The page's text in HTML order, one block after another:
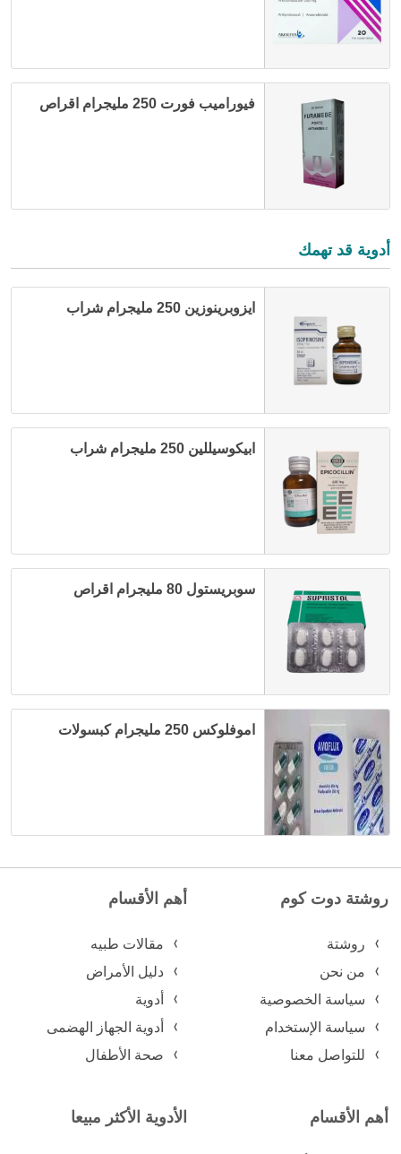
فيوراميب فورت 250 مليجرام اقراص
أدوية قد تهمك
ايزوبرينوزين 250 مليجرام شراب
ابيكوسيللين 250 مليجرام شراب
سوبريستول 80 مليجرام اقراص
اموفلوكس 250 مليجرام كبسولات
روشتة دوت كوم
روشتة
من نحن
سياسة الخصوصية
سياسة الإستخدام
للتواصل معنا
أهم الأقسام
مقالات طبيه
دليل الأمراض
أدوية
أدوية الجهاز الهضمى
صحة الأطفال
أهم الأقسام الأدوية الأكثر مبيعا